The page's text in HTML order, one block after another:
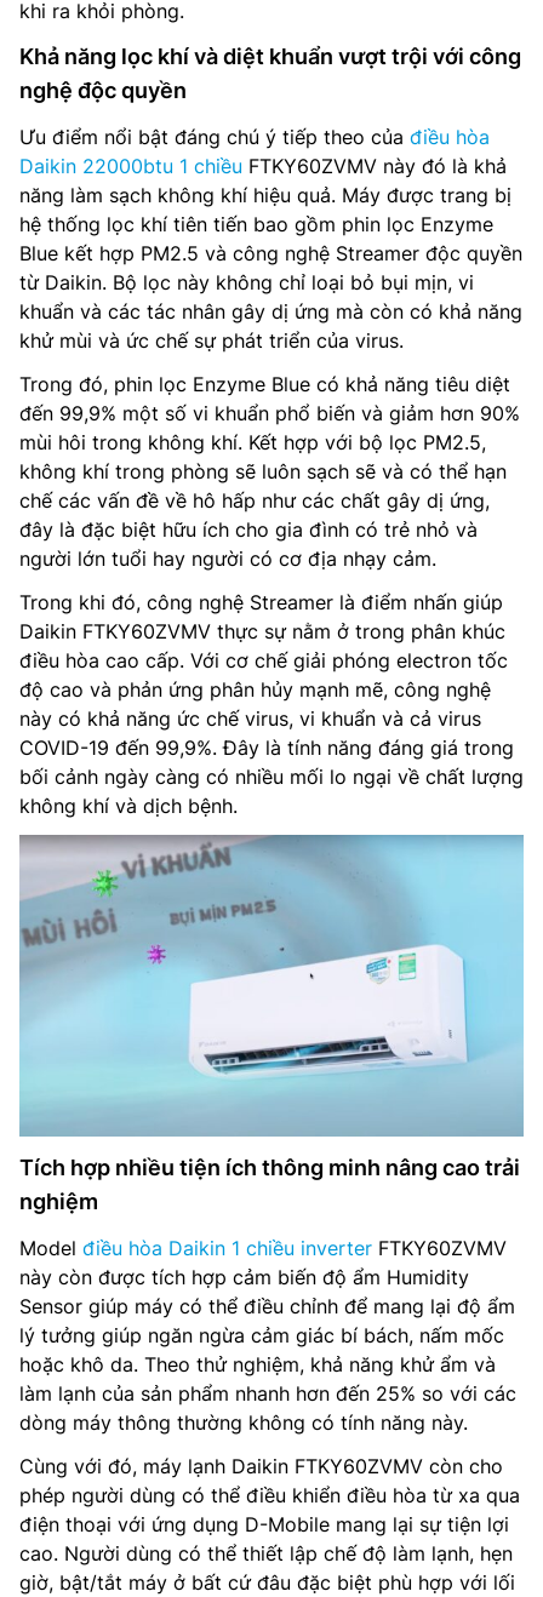
khi ra khỏi phòng.
Khả năng lọc khí và diệt khuẩn vượt trội với công
nghệ độc quyền
Ưu điểm nổi bật đáng chú ý tiếp theo của điều hòa
Daikin 22000btu 1 chiều FTKY60ZVMV này đó là khả
năng làm sạch không khí hiệu quả. Máy được trang bị
hệ thống lọc khí tiên tiến bao gồm phin lọc Enzyme
Blue kết hợp PM2.5 và công nghệ Streamer độc quyền
từ Daikin. Bộ lọc này không chỉ loại bỏ bụi mịn, vi
khuẩn và các tác nhân gây dị ứng mà còn có khả năng
khử mùi và ức chế sự phát triển của virus.
Trong đó, phin lọc Enzyme Blue có khả năng tiêu diệt
đến 99,9% một số vi khuẩn phổ biến và giảm hơn 90%
mùi hôi trong không khí. Kết hợp với bộ lọc PM2.5,
không khí trong phòng sẽ luôn sạch sẽ và có thể hạn
chế các vấn đề về hô hấp như các chất gây dị ứng,
đây là đặc biệt hữu ích cho gia đình có trẻ nhỏ và
người lớn tuổi hay người có cơ địa nhạy cảm.
Trong khi đó, công nghệ Streamer là điểm nhấn giúp
Daikin FTKY60ZVMV thực sự nằm ở trong phân khúc
điều hòa cao cấp. Với cơ chế giải phóng electron tốc
độ cao và phản ứng phân hủy mạnh mẽ, công nghệ
này có khả năng ức chế virus, vi khuẩn và cả virus
COVID-19 đến 99,9%. Đây là tính năng đáng giá trong
bối cảnh ngày càng có nhiều mối lo ngại về chất lượng
không khí và dịch bệnh.
Tích hợp nhiều tiện ích thông minh nâng cao trải
nghiệm
Model điều hòa Daikin 1 chiều inverter FTKY60ZVMV
này còn được tích hợp cảm biến độ ẩm Humidity
Sensor giúp máy có thể điều chỉnh để mang lại độ ẩm
lý tưởng giúp ngăn ngừa cảm giác bí bách, nấm mốc
hoặc khô da. Theo thử nghiệm, khả năng khử ẩm và
làm lạnh của sản phẩm nhanh hơn đến 25% so với các
dòng máy thông thường không có tính năng này.
Cùng với đó, máy lạnh Daikin FTKY60ZVMV còn cho
phép người dùng có thể điều khiển điều hòa từ xa qua
điện thoại với ứng dụng D-Mobile mang lại sự tiện lợi
cao. Người dùng có thể thiết lập chế độ làm lạnh, hẹn
giờ, bật/tắt máy ở bất cứ đâu đặc biệt phù hợp với lối